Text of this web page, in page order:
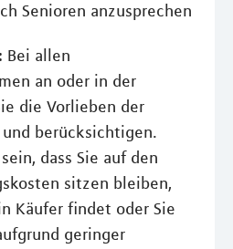
Senioren anzusprechen
Bei allen
an oder in der
die Vorlieben der
berücksichtigen.
dass Sie auf den
sitzen bleiben,
Käufer findet oder Sie
geringer